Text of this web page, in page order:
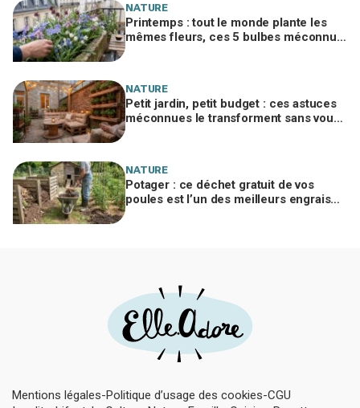
NATURE
Printemps : tout le monde plante les
mêmes fleurs, ces 5 bulbes méconnus
NATURE
Petit jardin, petit budget : ces astuces
méconnues le transforment sans vous
NATURE
Potager : ce déchet gratuit de vos
poules est l’un des meilleurs engrais
Mentions légales Politique d’usage des cookies CGU